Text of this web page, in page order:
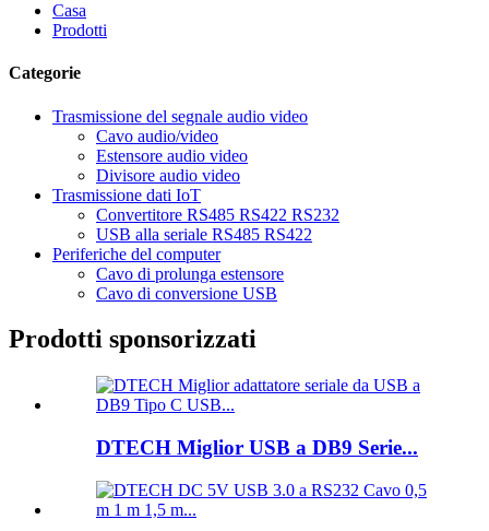
Casa
Prodotti
Categorie
Trasmissione del segnale audio video
Cavo audio/video
Estensore audio video
Divisore audio video
Trasmissione dati IoT
Convertitore RS485 RS422 RS232
USB alla seriale RS485 RS422
Periferiche del computer
Cavo di prolunga estensore
Cavo di conversione USB
Prodotti sponsorizzati
DTECH Miglior USB a DB9 Serie...